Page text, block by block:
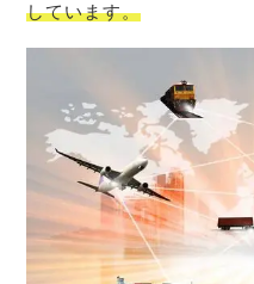
しています。